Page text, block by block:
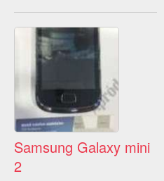
Samsung Galaxy mini
2